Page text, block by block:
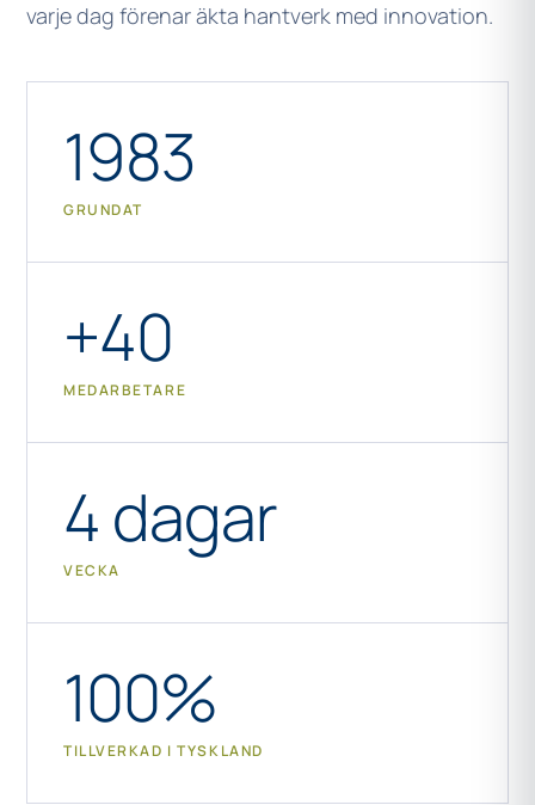
varje dag förenar äkta hantverk med innovation.
1983
GRUNDAT
+40
MEDARBETARE
4 dagar
VECKA
100%
TILLVERKAD I TYSKLAND